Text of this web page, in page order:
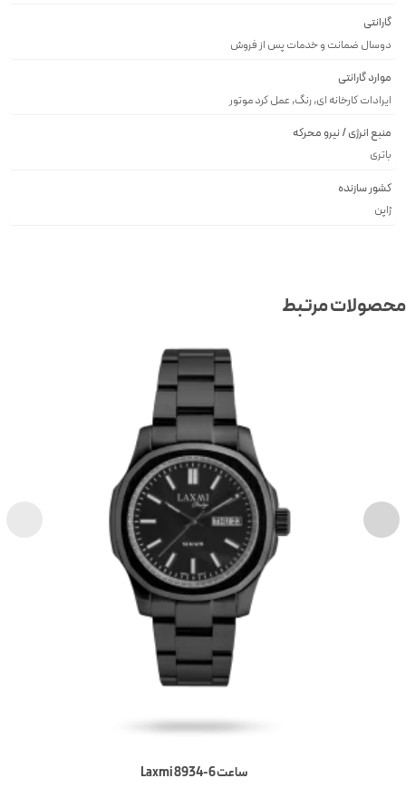
گارانتی
دوسال ضمانت و خدمات پس از فروش
موارد گارانتی
ایرادات کارخانه ای, رنگ, عمل کرد موتور
منبع انرژی / نیرو محرکه
باتری
کشور سازنده
ژاپن
مرتبط
ساعت 6-Laxmi 8934